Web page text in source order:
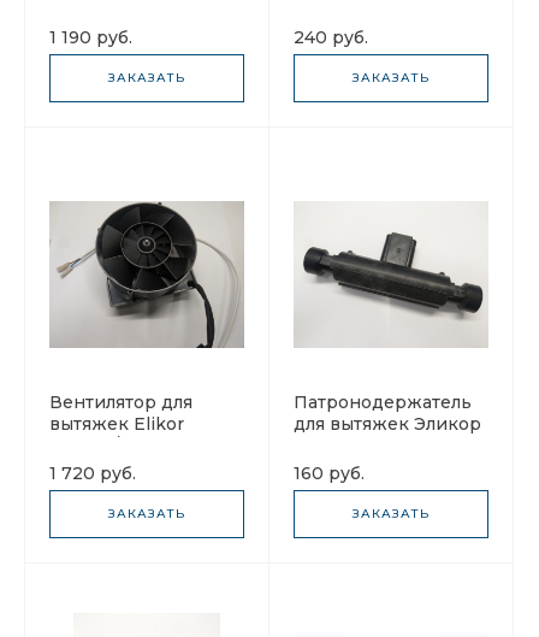
470х570 Elikor Ф-01
1 190 руб.
ЗАКАЗАТЬ
вытяжек Эликор
240 руб.
ЗАКАЗАТЬ
Вентилятор для
вытяжек Elikor
1 720 руб.
ЗАКАЗАТЬ
Патронодержатель
для вытяжек Эликор
160 руб.
ЗАКАЗАТЬ